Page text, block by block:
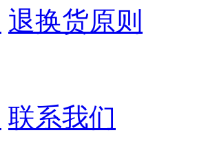
退换货原则
联系我们